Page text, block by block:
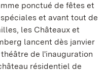
ponctué de fêtes et
et avant tout de
les Châteaux et
lancent dès janvier
de l'inauguration
résidentiel de